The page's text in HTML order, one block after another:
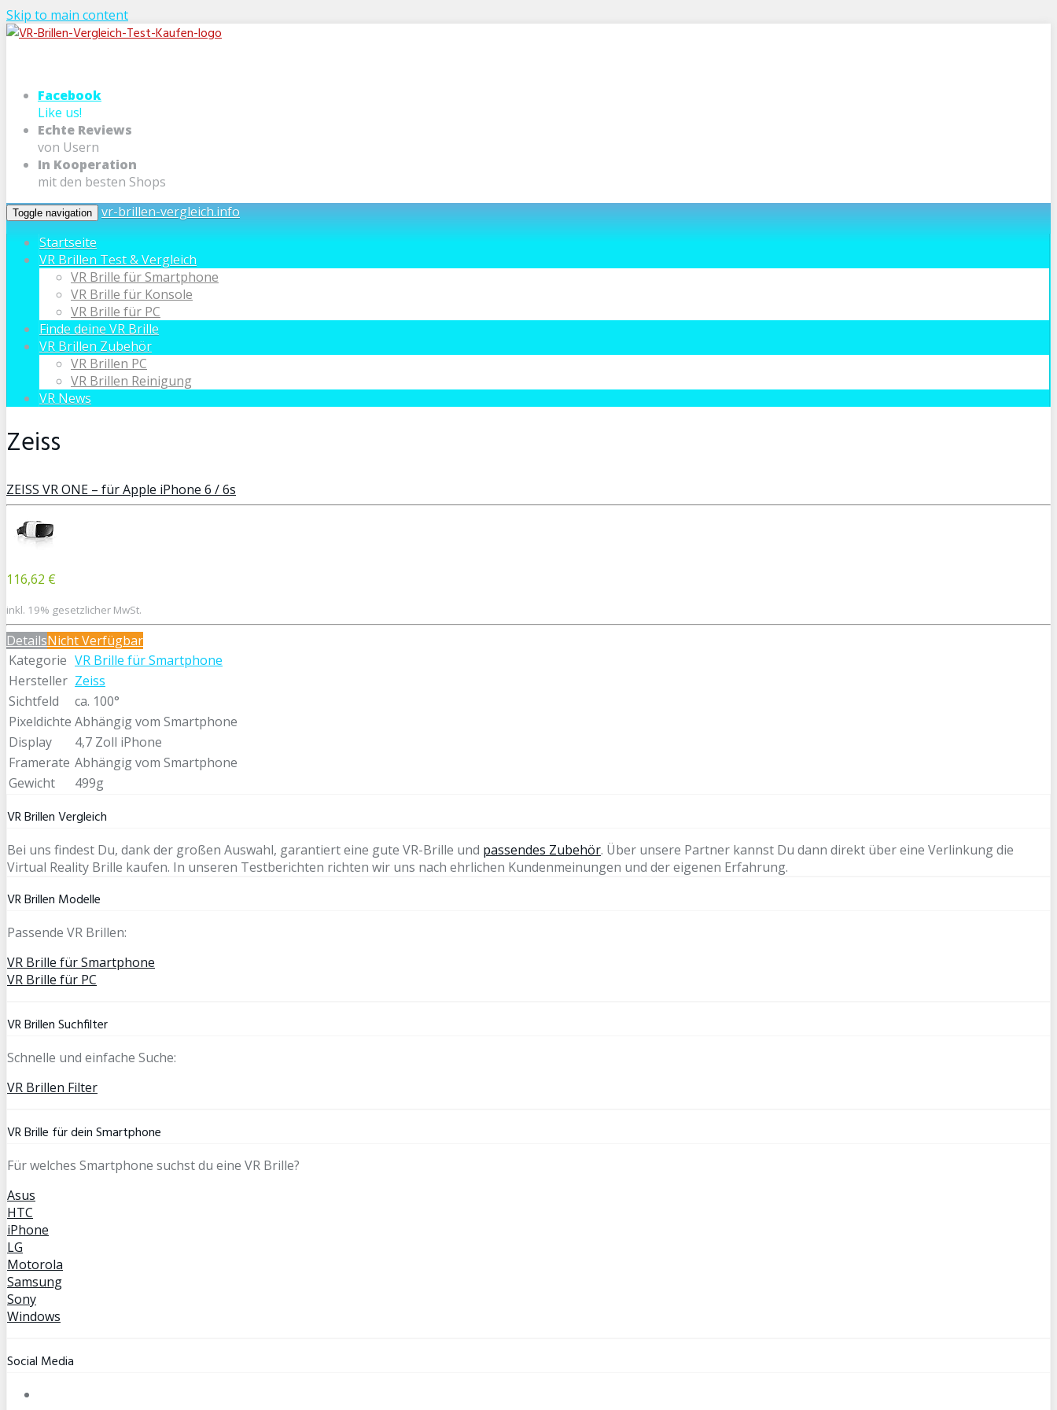
Skip to main content
Facebook
Like us!
Echte Reviews
von Usern
In Kooperation
mit den besten Shops
Toggle navigation
vr-brillen-vergleich.info
Startseite
VR Brillen Test & Vergleich
VR Brille für Smartphone
VR Brille für Konsole
VR Brille für PC
Finde deine VR Brille
VR Brillen Zubehör
VR Brillen PC
VR Brillen Reinigung
VR News
Zeiss
ZEISS VR ONE – für Apple iPhone 6 / 6s
116,62 €
inkl. 19% gesetzlicher MwSt.
DetailsNicht Verfügbar
Kategorie VR Brille für Smartphone
Hersteller Zeiss
Sichtfeld
ca. 100°
Pixeldichte Abhängig vom Smartphone
Display
4,7 Zoll iPhone
Framerate Abhängig vom Smartphone
Gewicht
499g
VR Brillen Vergleich
Bei uns findest Du, dank der großen Auswahl, garantiert eine gute VR-Brille und passendes Zubehör. Über unsere Partner kannst Du dann direkt über eine Verlinkung die
Virtual Reality Brille kaufen. In unseren Testberichten richten wir uns nach ehrlichen Kundenmeinungen und der eigenen Erfahrung.
VR Brillen Modelle
Passende VR Brillen:
VR Brille für Smartphone
VR Brille für PC
VR Brillen Suchfilter
Schnelle und einfache Suche:
VR Brillen Filter
VR Brille für dein Smartphone
Für welches Smartphone suchst du eine VR Brille?
Asus
HTC
iPhone
LG
Motorola
Samsung
Sony
Windows
Social Media